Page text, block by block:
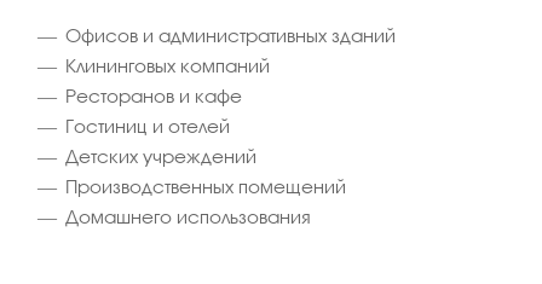
Офисов и административных зданий
Клининговых компаний
Ресторанов и кафе
Гостиниц и отелей
Детских учреждений
Производственных помещений
Домашнего использования